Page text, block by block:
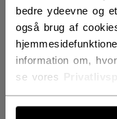
bedre ydeevne og
også brug af
information om,
se vores
Leveringsvilkår